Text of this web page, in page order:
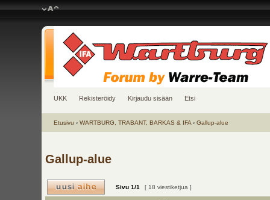
UKK Rekisteröidy Kirjaudu sisään Etsi
Etusivu ‹ WARTBURG, TRABANT, BARKAS & IFA ‹ Gallup-alue
Gallup-alue
Sivu 1/1 [ 18 viestiketjua ]